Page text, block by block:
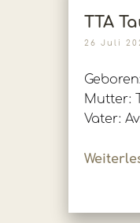
TTA
26 Juli
Mutter:
Vater: